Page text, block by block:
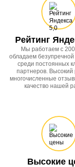
Рейтинг
Мы работаем с
обладаем
среди постоянных
партнеров. Высокий
многочисленные
качество нашей
Высокие